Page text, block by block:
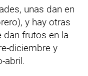
unas dan en
y hay otras
dan frutos en la
diciembre y
abril.